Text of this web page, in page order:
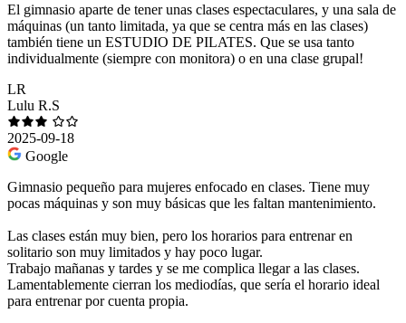
El gimnasio aparte de tener unas clases espectaculares, y una sala de
máquinas (un tanto limitada, ya que se centra más en las clases)
también tiene un ESTUDIO DE PILATES. Que se usa tanto
individualmente (siempre con monitora) o en una clase grupal!
LR
Lulu R.S
2025-09-18
Google
Gimnasio pequeño para mujeres enfocado en clases. Tiene muy
pocas máquinas y son muy básicas que les faltan mantenimiento.
Las clases están muy bien, pero los horarios para entrenar en
solitario son muy limitados y hay poco lugar.
Trabajo mañanas y tardes y se me complica llegar a las clases.
Lamentablemente cierran los mediodías, que sería el horario ideal
para entrenar por cuenta propia.